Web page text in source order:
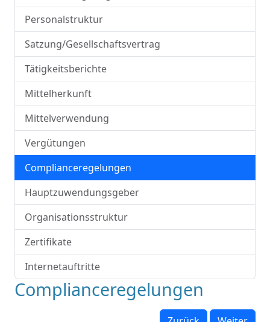
Personalstruktur
Satzung/Gesellschaftsvertrag
Tätigkeitsberichte
Mittelherkunft
Mittelverwendung
Vergütungen
Complianceregelungen
Hauptzuwendungsgeber
Organisationsstruktur
Zertifikate
Internetauftritte
Complianceregelungen